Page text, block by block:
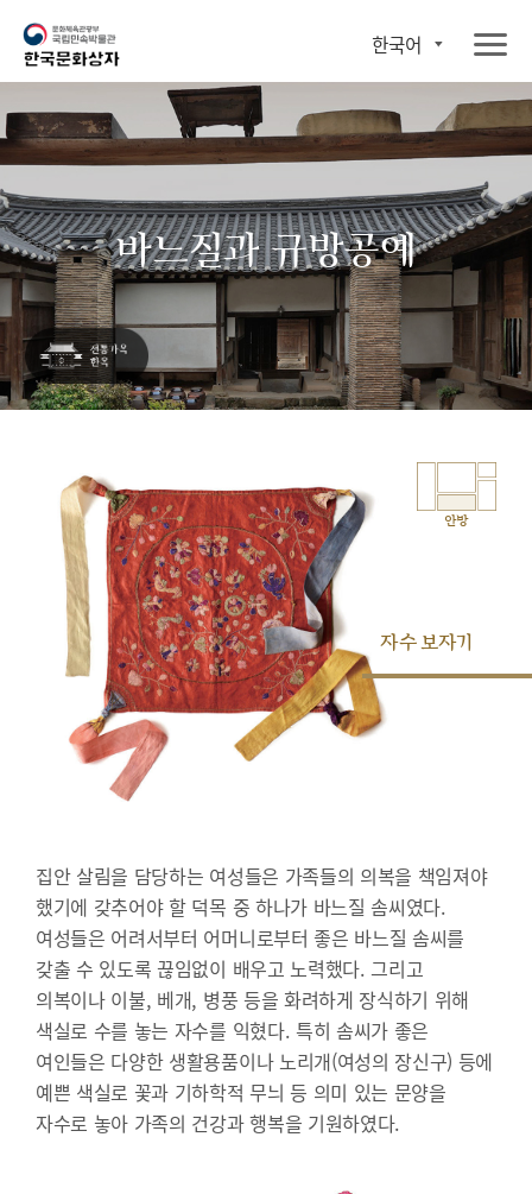
한국어
바느질과 규방공예
안방
자수 보자기
집안 살림을 담당하는 여성들은 가족들의 의복을 책임져야
했기에 갖추어야 할 덕목 중 하나가 바느질 솜씨였다.
여성들은 어려서부터 어머니로부터 좋은 바느질 솜씨를
갖출 수 있도록 끊임없이 배우고 노력했다. 그리고
의복이나 이불, 베개, 병풍 등을 화려하게 장식하기 위해
색실로 수를 놓는 자수를 익혔다. 특히 솜씨가 좋은
여인들은 다양한 생활용품이나 노리개(여성의 장신구) 등에
예쁜 색실로 꽃과 기하학적 무늬 등 의미 있는 문양을
자수로 놓아 가족의 건강과 행복을 기원하였다.